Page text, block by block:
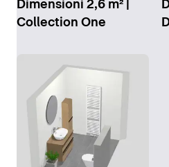
Dimensioni 2,6 m² |
Collection One